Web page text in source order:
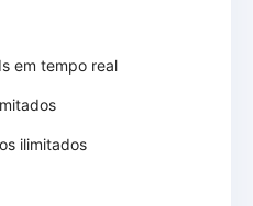
em tempo real
ilimitados